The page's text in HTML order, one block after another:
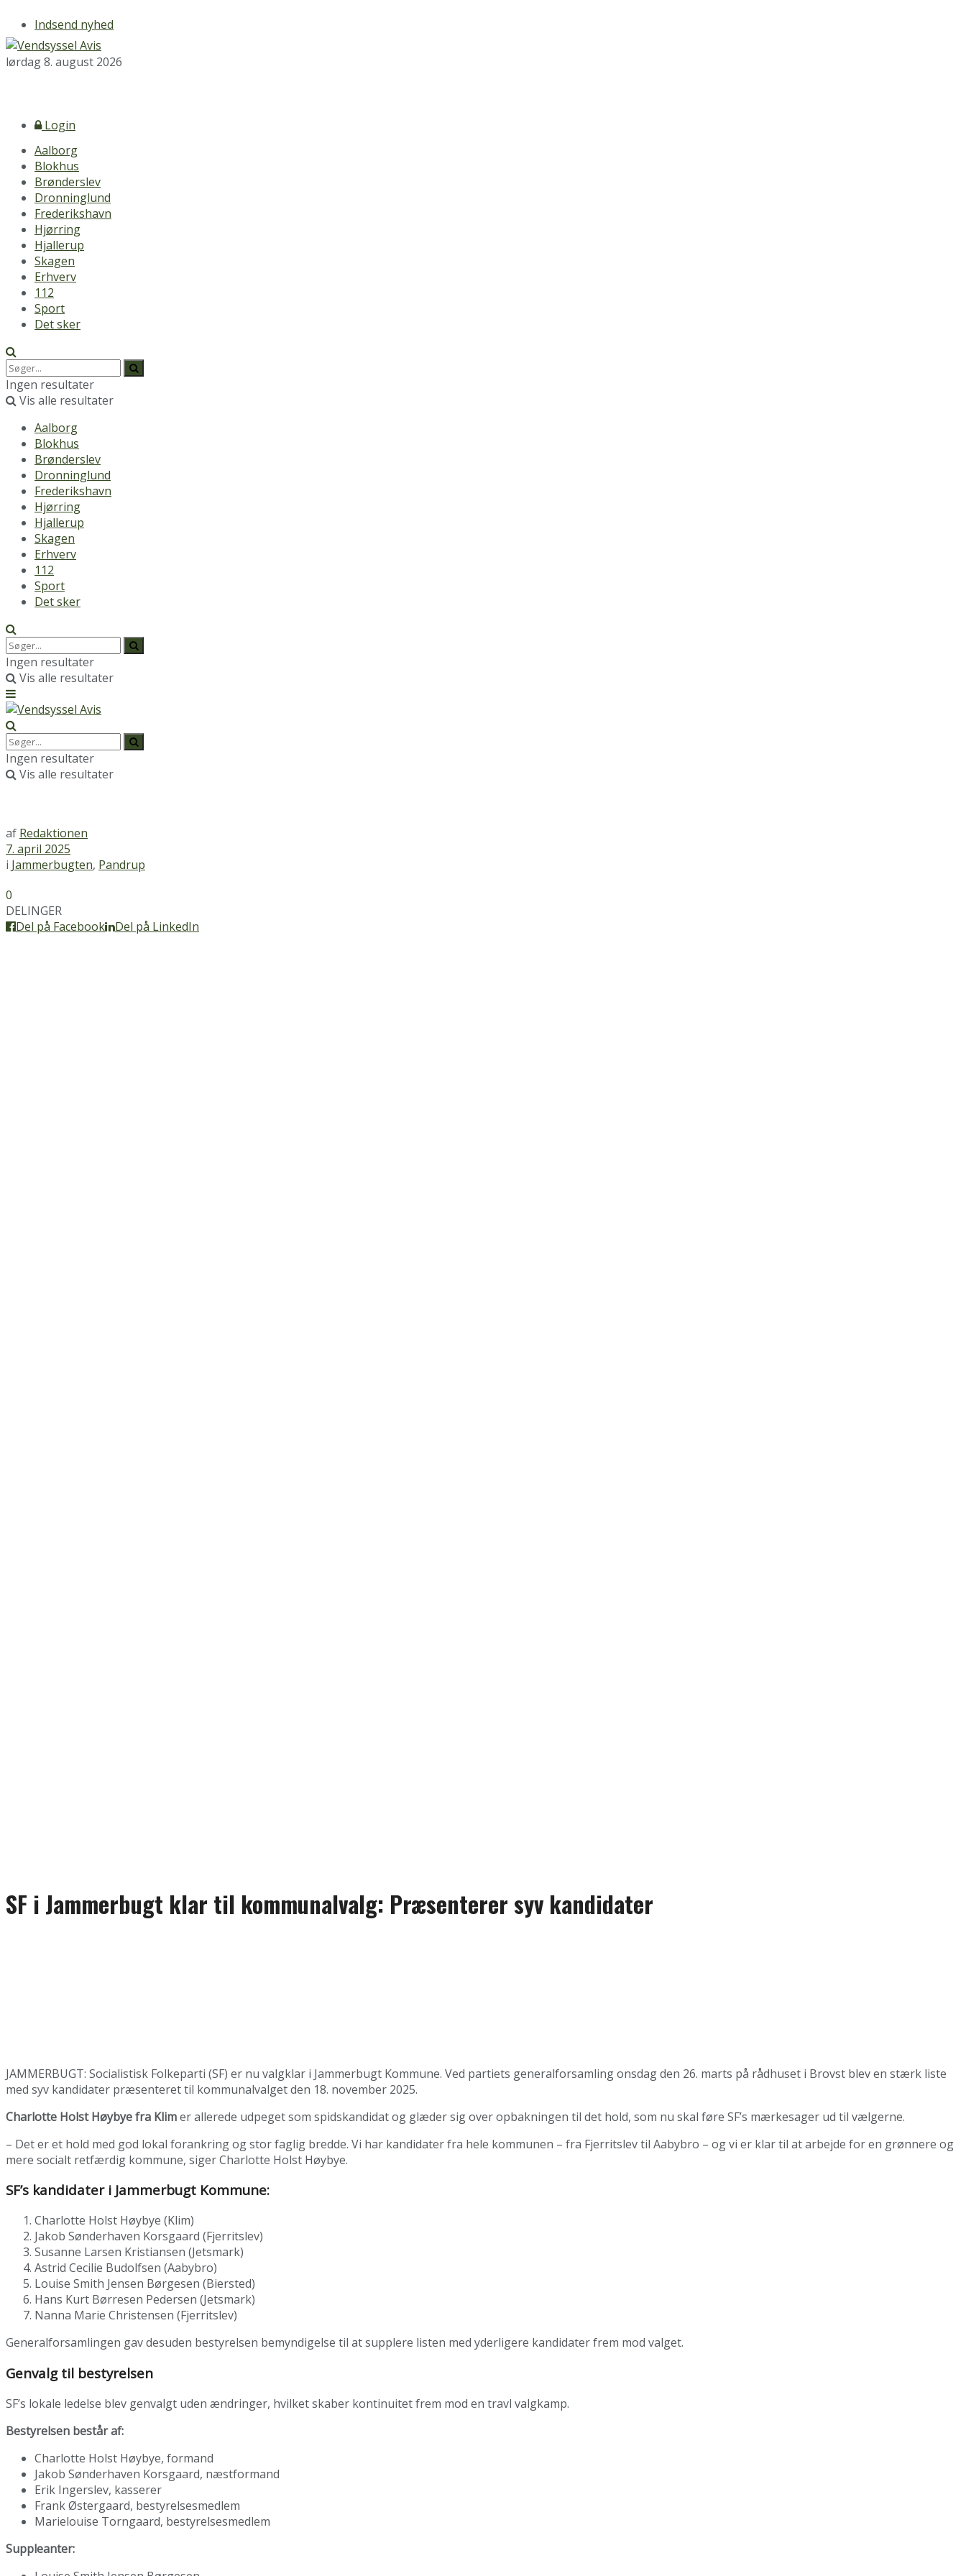
Indsend nyhed
lørdag 8. august 2026
Login
Aalborg
Blokhus
Brønderslev
Dronninglund
Frederikshavn
Hjørring
Hjallerup
Skagen
Erhverv
112
Sport
Det sker
Ingen resultater
Vis alle resultater
Aalborg
Blokhus
Brønderslev
Dronninglund
Frederikshavn
Hjørring
Hjallerup
Skagen
Erhverv
112
Sport
Det sker
Ingen resultater
Vis alle resultater
Ingen resultater
Vis alle resultater
af Redaktionen
7. april 2025
i Jammerbugten, Pandrup
0
DELINGER
Del på Facebook
Del på LinkedIn
SF i Jammerbugt klar til kommunalvalg: Præsenterer syv kandidater
JAMMERBUGT: Socialistisk Folkeparti (SF) er nu valgklar i Jammerbugt Kommune. Ved partiets generalforsamling onsdag den 26. marts på rådhuset i Brovst blev en stærk liste
med syv kandidater præsenteret til kommunalvalget den 18. november 2025.
Charlotte Holst Høybye fra Klimer allerede udpeget som spidskandidat og glæder sig over opbakningen til det hold, som nu skal føre SF’s mærkesager ud til vælgerne.
– Det er et hold med god lokal forankring og stor faglig bredde. Vi har kandidater fra hele kommunen – fra Fjerritslev til Aabybro – og vi er klar til at arbejde for en grønnere og
mere socialt retfærdig kommune, siger Charlotte Holst Høybye.
SF’s kandidater i Jammerbugt Kommune:
Charlotte Holst Høybye (Klim)
Jakob Sønderhaven Korsgaard (Fjerritslev)
Susanne Larsen Kristiansen (Jetsmark)
Astrid Cecilie Budolfsen (Aabybro)
Louise Smith Jensen Børgesen (Biersted)
Hans Kurt Børresen Pedersen (Jetsmark)
Nanna Marie Christensen (Fjerritslev)
Generalforsamlingen gav desuden bestyrelsen bemyndigelse til at supplere listen med yderligere kandidater frem mod valget.
Genvalg til bestyrelsen
SF’s lokale ledelse blev genvalgt uden ændringer, hvilket skaber kontinuitet frem mod en travl valgkamp.
Bestyrelsen består af:
Charlotte Holst Høybye, formand
Jakob Sønderhaven Korsgaard, næstformand
Erik Ingerslev, kasserer
Frank Østergaard, bestyrelsesmedlem
Marielouise Torngaard, bestyrelsesmedlem
Suppleanter: